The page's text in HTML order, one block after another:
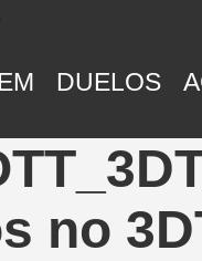
DUELOS
no